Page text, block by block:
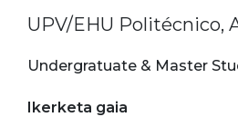
UPV/EHU Politécnico,
Undergratuate & Master
Ikerketa gaia